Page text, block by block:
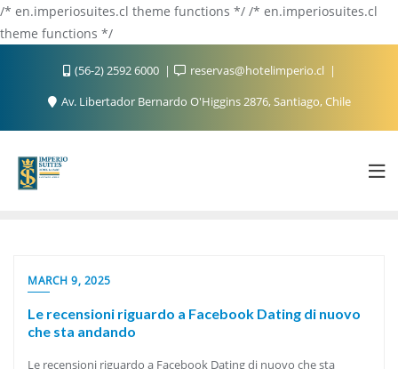
/* en.imperiosuites.cl theme functions */ /* en.imperiosuites.cl
theme functions */
(56-2) 2592 6000
reservas@hotelimperio.cl
Av. Libertador Bernardo O'Higgins 2876, Santiago, Chile
MARCH 9, 2025
Le recensioni riguardo a Facebook Dating di nuovo
che sta andando
Le recensioni riguardo a Facebook Dating di nuovo che sta